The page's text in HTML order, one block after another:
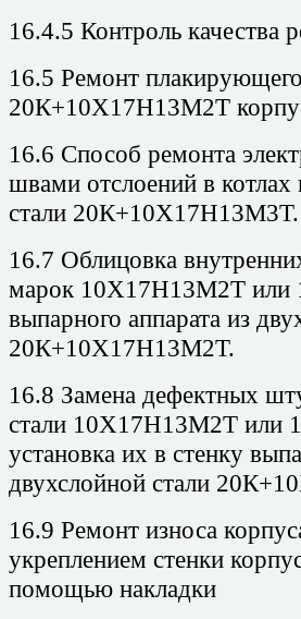
16.4.5 Контроль качества
16.5 Ремонт
20К+10Х17Н13М2Т
16.6 Способ ремонта
швами отслоений в
стали 20К+10Х17Н13М3Т.
16.7 Облицовка
марок 10Х17Н13М2Т или
выпарного аппарата из
20К+10Х17Н13М2Т.
16.8 Замена дефектных
стали 10Х17Н13М2Т или
установка их в стенку
двухслойной стали
16.9 Ремонт износа
укреплением стенки
помощью накладки